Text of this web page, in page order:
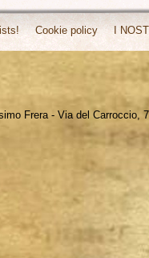
Cookie policy I
Frera - Via del